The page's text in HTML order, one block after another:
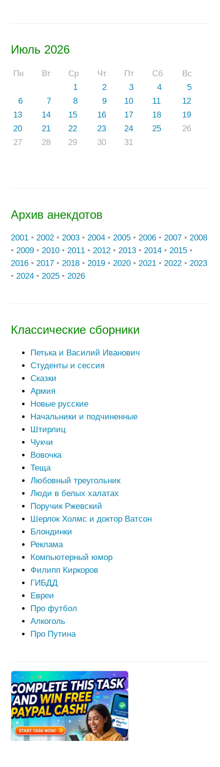
Июль 2026
Пн Вт Ср Чт Пт Сб
Вс
1
2 3 4
5
6
7 8 9 10 11
12
13
14 15 16 17 18
19
20
21 22 23 24 25
26
27
28 29 30 31
Архив анекдотов
2001 • 2002 • 2003 • 2004 • 2005 • 2006 • 2007 • 2008
• 2009 • 2010 • 2011 • 2012 • 2013 • 2014 • 2015 •
2016 • 2017 • 2018 • 2019 • 2020 • 2021 • 2022 • 2023
• 2024 • 2025 • 2026
Классические сборники
Петька и Василий Иванович
Студенты и сессия
Сказки
Армия
Новые русские
Начальники и подчиненные
Штирлиц
Чукчи
Вовочка
Теща
Любовный треугольник
Люди в белых халатах
Поручик Ржевский
Шерлок Холмс и доктор Ватсон
Блондинки
Реклама
Компьютерный юмор
Филипп Киркоров
ГИБДД
Евреи
Про футбол
Алкоголь
Про Путина